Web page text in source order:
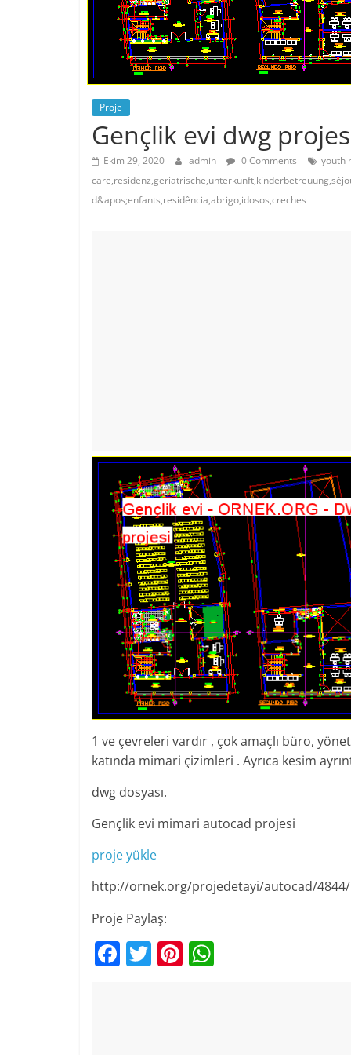
Proje
Gençlik evi dwg
Ekim 29, 2020 admin 0 Comments
youth
d&apos;enfants,residência,abrigo,idosos,creches
1 ve çevreleri vardır , çok amaçlı büro,
katında mimari çizimleri . Ayrıca kesim
dwg dosyası.
Gençlik evi mimari autocad projesi
proje yükle
http://ornek.org/projedetayi/autocad/4844/
Proje Paylaş:
F T Pi